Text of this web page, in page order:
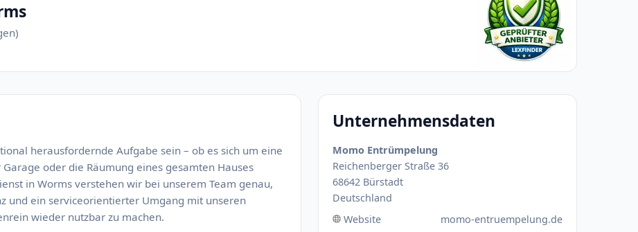
herausfordernde Aufgabe sein – ob es sich um eine
oder die Räumung eines gesamten Hauses
in Worms verstehen wir bei unserem Team genau,
und ein serviceorientierter Umgang mit unseren
wieder nutzbar zu machen.
Unternehmensdaten
Momo Entrümpelung
Reichenberger Straße 36
68642 Bürstadt
Deutschland
Website
momo-entruempelung.de